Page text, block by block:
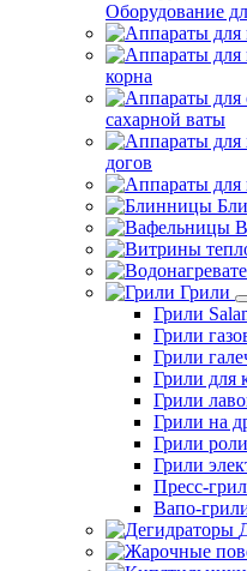
Оборудование
корна
сахарной ваты
догов
Грили
Грили
Грили
Грили
Грили для
Грили
Грили на
Грили
Грили
Пресс-
Вапо-